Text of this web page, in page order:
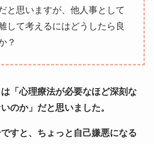
と思いますが、他人事として
して考えるにはどうしたら良
？
「心理療法が必要なほど深刻な
のか」だと思いました。
すと、ちょっと自己嫌悪になる